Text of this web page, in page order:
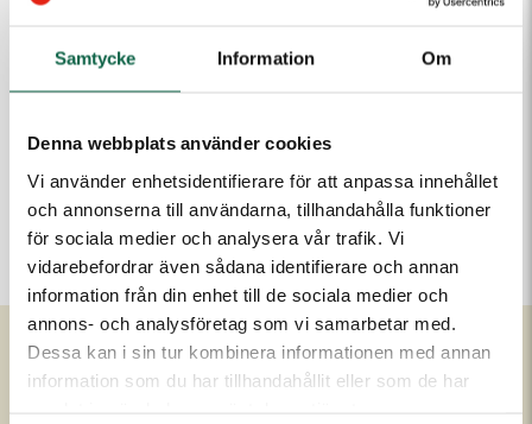
Samtycke Information Om
Denna webbplats använder cookies
Vi använder enhetsidentifierare för att anpassa innehållet
och annonserna till användarna, tillhandahålla funktioner
för sociala medier och analysera vår trafik. Vi
vidarebefordrar även sådana identifierare och annan
information från din enhet till de sociala medier och
annons- och analysföretag som vi samarbetar med.
Dessa kan i sin tur kombinera informationen med annan
information som du har tillhandahållit eller som de har
PRODUKTEGENSKAPER
Höjd (mm)
3
Om Unigraphics Kundservice